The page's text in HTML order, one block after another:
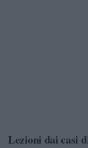
Lezioni dai casi